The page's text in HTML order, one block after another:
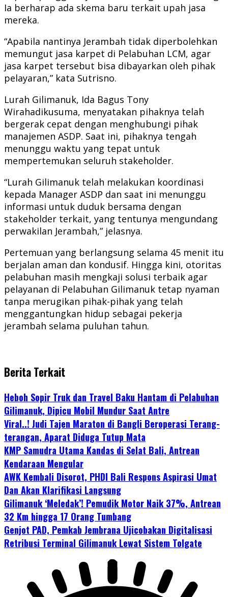
Ia berharap ada skema baru terkait upah jasa
mereka.
“Apabila nantinya Jerambah tidak diperbolehkan
memungut jasa karpet di Pelabuhan LCM, agar
jasa karpet tersebut bisa dibayarkan oleh pihak
pelayaran,” kata Sutrisno.
Lurah Gilimanuk, Ida Bagus Tony
Wirahadikusuma, menyatakan pihaknya telah
bergerak cepat dengan menghubungi pihak
manajemen ASDP. Saat ini, pihaknya tengah
menunggu waktu yang tepat untuk
mempertemukan seluruh stakeholder.
“Lurah Gilimanuk telah melakukan koordinasi
kepada Manager ASDP dan saat ini menunggu
informasi untuk duduk bersama dengan
stakeholder terkait, yang tentunya mengundang
perwakilan Jerambah,” jelasnya.
Pertemuan yang berlangsung selama 45 menit itu
berjalan aman dan kondusif. Hingga kini, otoritas
pelabuhan masih mengkaji solusi terbaik agar
pelayanan di Pelabuhan Gilimanuk tetap nyaman
tanpa merugikan pihak-pihak yang telah
menggantungkan hidup sebagai pekerja
jerambah selama puluhan tahun.
Berita Terkait
Heboh Sopir Truk dan Travel Baku Hantam di Pelabuhan
Gilimanuk, Dipicu Mobil Mundur Saat Antre
Viral..! Judi Tajen Maraton di Bangli Beroperasi Terang-
terangan, Aparat Diduga Tutup Mata
KMP Samudra Utama Kandas di Selat Bali, Antrean
Kendaraan Mengular
AWK Kembali Disorot, PHDI Bali Respons Aspirasi Umat
Dan Akan Klarifikasi Langsung
Gilimanuk ‘Meledak’! Pemudik Motor Naik 37%, Antrean
32 Km hingga 17 Orang Tumbang
Genjot PAD, Pemkab Jembrana Ujicobakan Digitalisasi
Retribusi Terminal Gilimanuk Lewat Sistem Tolgate